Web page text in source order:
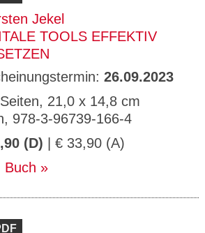
Jekel
TOOLS EFFEKTIV
26.09.2023
21,0 x 14,8 cm
978-3-96739-166-4
(D) | € 33,90 (A)
Buch
den Zustimmungsstatus des